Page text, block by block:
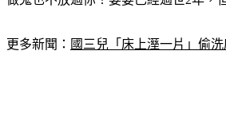
更多新聞： 國三兒「床上溼一片」偷